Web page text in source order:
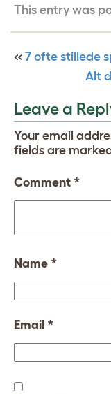
This entry was
« 7 ofte stillede
Alt
Leave a
Your email
fields are marked
Comment *
Name *
Email *